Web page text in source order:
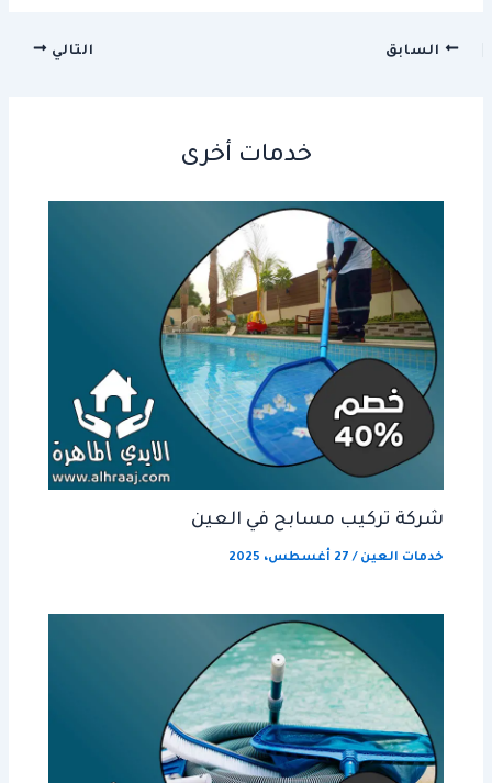
السابق التالي
خدمات أخرى
شركة تركيب مسابح في العين
خدمات العين / 27 أغسطس، 2025